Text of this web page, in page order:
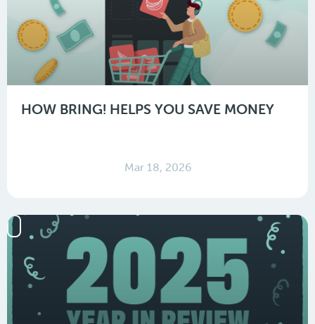
HOW BRING! HELPS YOU SAVE MONEY
Mar 18, 2026